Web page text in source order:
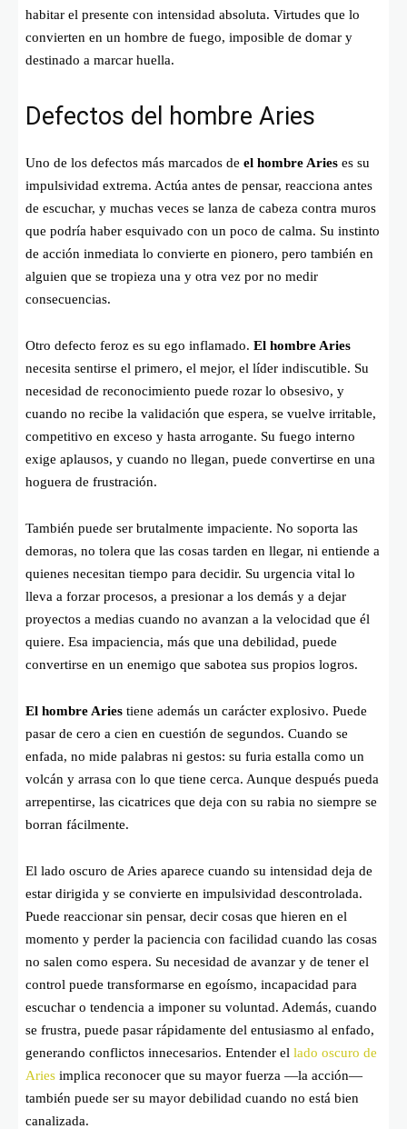
habitar el presente con intensidad absoluta. Virtudes que lo
convierten en un hombre de fuego, imposible de domar y
destinado a marcar huella.
Defectos del hombre Aries
Uno de los defectos más marcados de el hombre Aries es su
impulsividad extrema. Actúa antes de pensar, reacciona antes
de escuchar, y muchas veces se lanza de cabeza contra muros
que podría haber esquivado con un poco de calma. Su instinto
de acción inmediata lo convierte en pionero, pero también en
alguien que se tropieza una y otra vez por no medir
consecuencias.
Otro defecto feroz es su ego inflamado. El hombre Aries
necesita sentirse el primero, el mejor, el líder indiscutible. Su
necesidad de reconocimiento puede rozar lo obsesivo, y
cuando no recibe la validación que espera, se vuelve irritable,
competitivo en exceso y hasta arrogante. Su fuego interno
exige aplausos, y cuando no llegan, puede convertirse en una
hoguera de frustración.
También puede ser brutalmente impaciente. No soporta las
demoras, no tolera que las cosas tarden en llegar, ni entiende a
quienes necesitan tiempo para decidir. Su urgencia vital lo
lleva a forzar procesos, a presionar a los demás y a dejar
proyectos a medias cuando no avanzan a la velocidad que él
quiere. Esa impaciencia, más que una debilidad, puede
convertirse en un enemigo que sabotea sus propios logros.
El hombre Aries tiene además un carácter explosivo. Puede
pasar de cero a cien en cuestión de segundos. Cuando se
enfada, no mide palabras ni gestos: su furia estalla como un
volcán y arrasa con lo que tiene cerca. Aunque después pueda
arrepentirse, las cicatrices que deja con su rabia no siempre se
borran fácilmente.
El lado oscuro de Aries aparece cuando su intensidad deja de
estar dirigida y se convierte en impulsividad descontrolada.
Puede reaccionar sin pensar, decir cosas que hieren en el
momento y perder la paciencia con facilidad cuando las cosas
no salen como espera. Su necesidad de avanzar y de tener el
control puede transformarse en egoísmo, incapacidad para
escuchar o tendencia a imponer su voluntad. Además, cuando
se frustra, puede pasar rápidamente del entusiasmo al enfado,
generando conflictos innecesarios. Entender el lado oscuro de
Aries implica reconocer que su mayor fuerza —la acción—
también puede ser su mayor debilidad cuando no está bien
canalizada.